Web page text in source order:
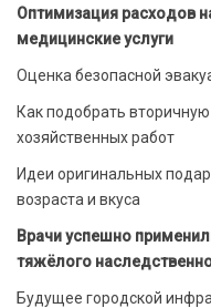
Оптимизация расходов
медицинские услуги
Оценка безопасной
Как подобрать
хозяйственных работ
Идеи оригинальных
возраста и вкуса
Врачи успешно
тяжёлого
Будущее городской